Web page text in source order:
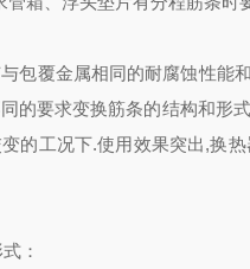
包覆金属相同的耐腐蚀性能
的要求变换筋条的结构和形式
的工况下.使用效果突出,换热
：